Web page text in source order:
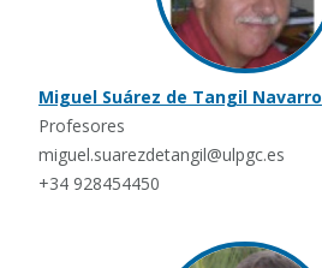
Miguel Suárez de Tangil Navarro
Profesores
miguel.suarezdetangil@ulpgc.es
+34 928454450